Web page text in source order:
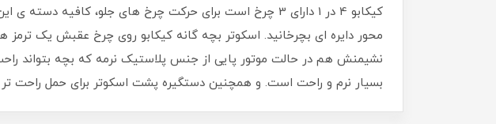
کیکابو 4 در 1 دارای 3 چرخ است برای حرکت چرخ های جلو،
محور دایره ای بچرخانید. اسکوتر بچه گانه کیکابو روی چرخ عقبش یک
نشیمنش هم در حالت موتور پایی از جنس پلاستیک نرمه که بچه بتواند
بسیار نرم و راحت است. و همچنین دستگیره پشت اسکوتر برای حمل راحت